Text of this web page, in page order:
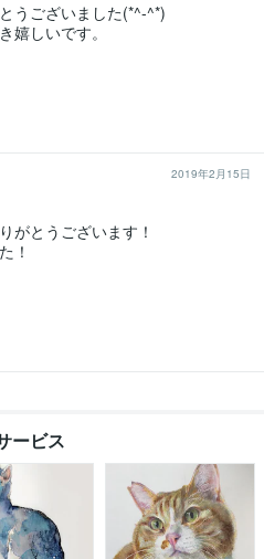
うございました(*^-^*)
嬉しいです。
2019年2月15日
がとうございます！
！
ービス